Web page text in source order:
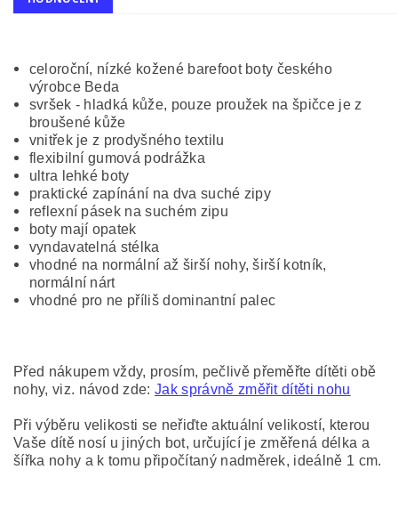
celoroční, nízké kožené barefoot boty českého
výrobce Beda
svršek - hladká kůže, pouze proužek na špičce je z
broušené kůže
vnitřek je z prodyšného textilu
flexibilní gumová podrážka
ultra lehké boty
praktické zapínání na dva suché zipy
reflexní pásek na suchém zipu
boty mají opatek
vyndavatelná stélka
vhodné na normální až širší nohy, širší kotník,
normální nárt
vhodné pro ne příliš dominantní palec
Před nákupem vždy, prosím, pečlivě přeměřte dítěti obě
nohy, viz. návod zde:Jak správně změřit dítěti nohu
Při výběru velikosti se neřiďte aktuální velikostí, kterou
Vaše dítě nosí u jiných bot, určující je změřená délka a
šířka nohy a k tomu připočítaný nadměrek, ideálně 1 cm.